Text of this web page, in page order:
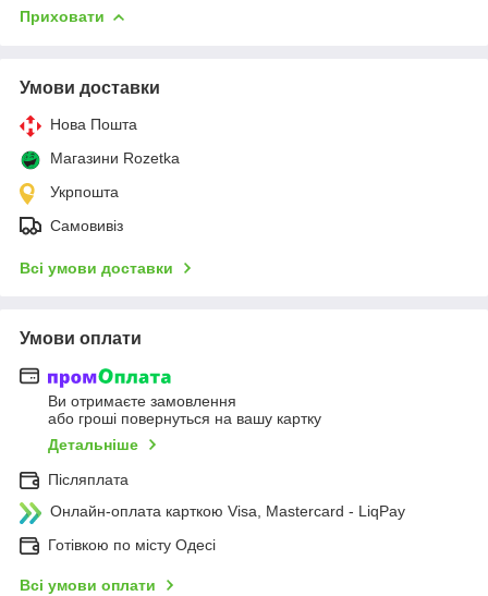
Приховати
Умови доставки
Нова Пошта
Магазини Rozetka
Укрпошта
Самовивіз
Всі умови доставки
Умови оплати
Ви отримаєте замовлення
або гроші повернуться на вашу картку
Детальніше
Післяплата
Онлайн-оплата карткою Visa, Mastercard - LiqPay
Готівкою по місту Одесі
Всі умови оплати